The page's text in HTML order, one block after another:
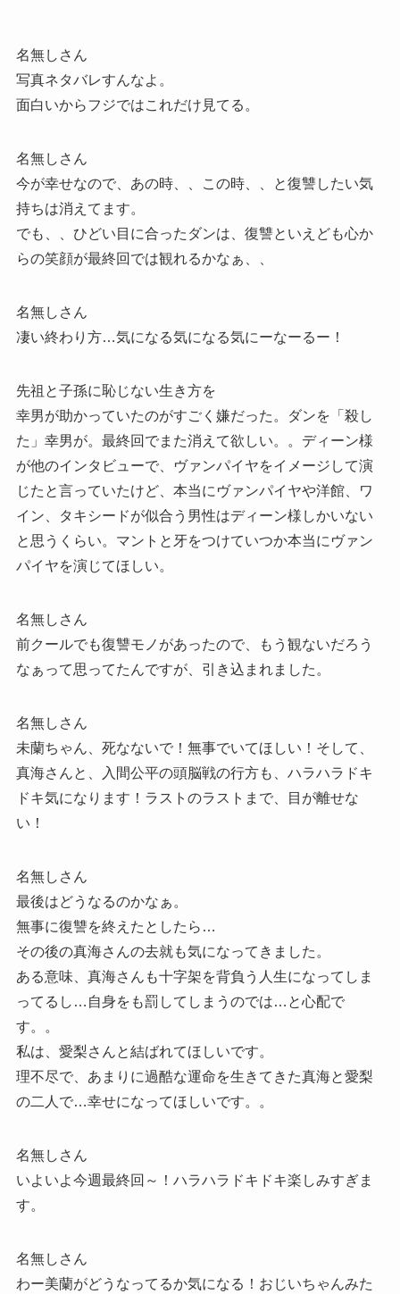
名無しさん
写真ネタバレすんなよ。
面白いからフジではこれだけ見てる。
名無しさん
今が幸せなので、あの時、、この時、、と復讐したい気
持ちは消えてます。
でも、、ひどい目に合ったダンは、復讐といえども心か
らの笑顔が最終回では観れるかなぁ、、
名無しさん
凄い終わり方…気になる気になる気にーなーるー！
先祖と子孫に恥じない生き方を
幸男が助かっていたのがすごく嫌だった。ダンを「殺し
た」幸男が。最終回でまた消えて欲しい。。ディーン様
が他のインタビューで、ヴァンパイヤをイメージして演
じたと言っていたけど、本当にヴァンパイヤや洋館、ワ
イン、タキシードが似合う男性はディーン様しかいない
と思うくらい。マントと牙をつけていつか本当にヴァン
パイヤを演じてほしい。
名無しさん
前クールでも復讐モノがあったので、もう観ないだろう
なぁって思ってたんですが、引き込まれました。
名無しさん
未蘭ちゃん、死なないで！無事でいてほしい！そして、
真海さんと、入間公平の頭脳戦の行方も、ハラハラドキ
ドキ気になります！ラストのラストまで、目が離せな
い！
名無しさん
最後はどうなるのかなぁ。
無事に復讐を終えたとしたら…
その後の真海さんの去就も気になってきました。
ある意味、真海さんも十字架を背負う人生になってしま
ってるし…自身をも罰してしまうのでは…と心配で
す。。
私は、愛梨さんと結ばれてほしいです。
理不尽で、あまりに過酷な運命を生きてきた真海と愛梨
の二人で…幸せになってほしいです。。
名無しさん
いよいよ今週最終回～！ハラハラドキドキ楽しみすぎま
す。
名無しさん
わー美蘭がどうなってるか気になる！おじいちゃんみた